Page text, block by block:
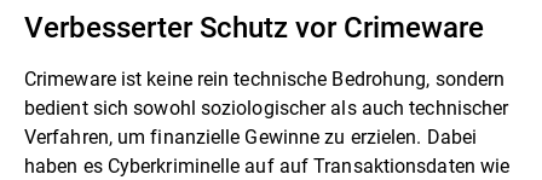
Verbesserter Schutz vor Crimeware
Crimeware ist keine rein technische Bedrohung, sondern
bedient sich sowohl soziologischer als auch technischer
Verfahren, um finanzielle Gewinne zu erzielen. Dabei
haben es Cyberkriminelle auf auf Transaktionsdaten wie